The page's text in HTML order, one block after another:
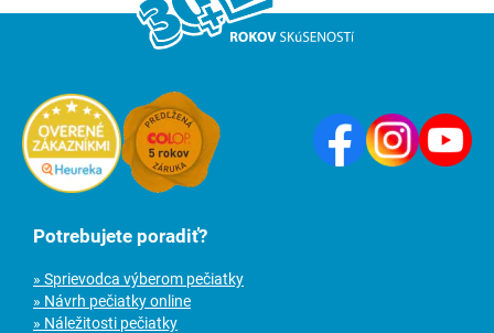
Potrebujete poradiť?
» Sprievodca výberom pečiatky
» Návrh pečiatky online
» Náležitosti pečiatky